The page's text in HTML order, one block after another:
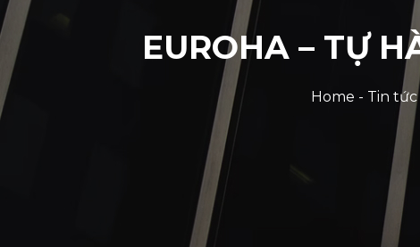
EUROHA – TỰ
Home - Tin